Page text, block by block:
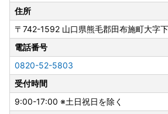
住所
〒742-1592 山口県熊毛郡田布施町大字
電話番号
0820-52-5803
受付時間
9:00-17:00 ※土日祝日を除く